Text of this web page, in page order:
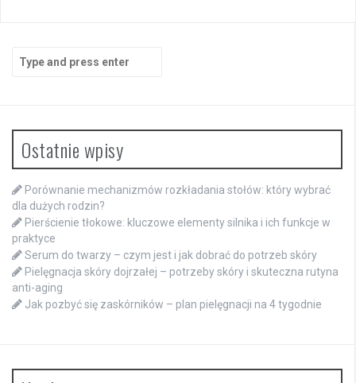
Search
for:
Ostatnie wpisy
Porównanie mechanizmów rozkładania stołów: który wybrać
dla dużych rodzin?
Pierścienie tłokowe: kluczowe elementy silnika i ich funkcje w
praktyce
Serum do twarzy – czym jest i jak dobrać do potrzeb skóry
Pielęgnacja skóry dojrzałej – potrzeby skóry i skuteczna rutyna
anti-aging
Jak pozbyć się zaskórników – plan pielęgnacji na 4 tygodnie